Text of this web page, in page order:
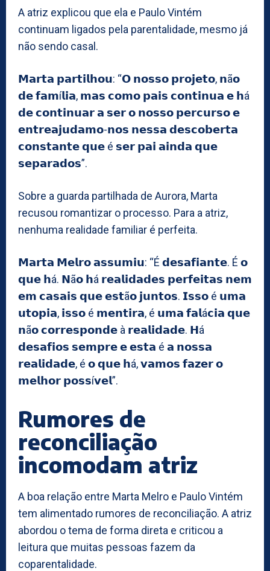
A atriz explicou que ela e Paulo Vintém
continuam ligados pela parentalidade, mesmo já
não sendo casal.
𝗠𝗮𝗿𝘁𝗮 𝗽𝗮𝗿𝘁𝗶𝗹𝗵𝗼𝘂: “𝗢 𝗻𝗼𝘀𝘀𝗼 𝗽𝗿𝗼𝗷𝗲𝘁𝗼, 𝗻ã𝗼
𝗱𝗲 𝗳𝗮𝗺í𝗹𝗶𝗮, 𝗺𝗮𝘀 𝗰𝗼𝗺𝗼 𝗽𝗮𝗶𝘀 𝗰𝗼𝗻𝘁𝗶𝗻𝘂𝗮 𝗲 𝗵á
𝗱𝗲 𝗰𝗼𝗻𝘁𝗶𝗻𝘂𝗮𝗿 𝗮 𝘀𝗲𝗿 𝗼 𝗻𝗼𝘀𝘀𝗼 𝗽𝗲𝗿𝗰𝘂𝗿𝘀𝗼 𝗲
𝗲𝗻𝘁𝗿𝗲𝗮𝗷𝘂𝗱𝗮𝗺𝗼-𝗻𝗼𝘀 𝗻𝗲𝘀𝘀𝗮 𝗱𝗲𝘀𝗰𝗼𝗯𝗲𝗿𝘁𝗮
𝗰𝗼𝗻𝘀𝘁𝗮𝗻𝘁𝗲 𝗾𝘂𝗲 é 𝘀𝗲𝗿 𝗽𝗮𝗶 𝗮𝗶𝗻𝗱𝗮 𝗾𝘂𝗲
𝘀𝗲𝗽𝗮𝗿𝗮𝗱𝗼𝘀”.
Sobre a guarda partilhada de Aurora, Marta
recusou romantizar o processo. Para a atriz,
nenhuma realidade familiar é perfeita.
𝗠𝗮𝗿𝘁𝗮 𝗠𝗲𝗹𝗿𝗼 𝗮𝘀𝘀𝘂𝗺𝗶𝘂: “É 𝗱𝗲𝘀𝗮𝗳𝗶𝗮𝗻𝘁𝗲. É 𝗼
𝗾𝘂𝗲 𝗵á. 𝗡ã𝗼 𝗵á 𝗿𝗲𝗮𝗹𝗶𝗱𝗮𝗱𝗲𝘀 𝗽𝗲𝗿𝗳𝗲𝗶𝘁𝗮𝘀 𝗻𝗲𝗺
𝗲𝗺 𝗰𝗮𝘀𝗮𝗶𝘀 𝗾𝘂𝗲 𝗲𝘀𝘁ã𝗼 𝗷𝘂𝗻𝘁𝗼𝘀. 𝗜𝘀𝘀𝗼 é 𝘂𝗺𝗮
𝘂𝘁𝗼𝗽𝗶𝗮, 𝗶𝘀𝘀𝗼 é 𝗺𝗲𝗻𝘁𝗶𝗿𝗮, é 𝘂𝗺𝗮 𝗳𝗮𝗹á𝗰𝗶𝗮 𝗾𝘂𝗲
𝗻ã𝗼 𝗰𝗼𝗿𝗿𝗲𝘀𝗽𝗼𝗻𝗱𝗲 à 𝗿𝗲𝗮𝗹𝗶𝗱𝗮𝗱𝗲. 𝗛á
𝗱𝗲𝘀𝗮𝗳𝗶𝗼𝘀 𝘀𝗲𝗺𝗽𝗿𝗲 𝗲 𝗲𝘀𝘁𝗮 é 𝗮 𝗻𝗼𝘀𝘀𝗮
𝗿𝗲𝗮𝗹𝗶𝗱𝗮𝗱𝗲, é 𝗼 𝗾𝘂𝗲 𝗵á, 𝘃𝗮𝗺𝗼𝘀 𝗳𝗮𝘇𝗲𝗿 𝗼
𝗺𝗲𝗹𝗵𝗼𝗿 𝗽𝗼𝘀𝘀í𝘃𝗲𝗹”.
Rumores de
reconciliação
incomodam atriz
A boa relação entre Marta Melro e Paulo Vintém
tem alimentado rumores de reconciliação. A atriz
abordou o tema de forma direta e criticou a
leitura que muitas pessoas fazem da
coparentalidade.